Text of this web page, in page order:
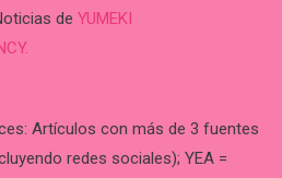
de YUMEKI
Artículos con más de 3 fuentes
redes sociales); YEA =